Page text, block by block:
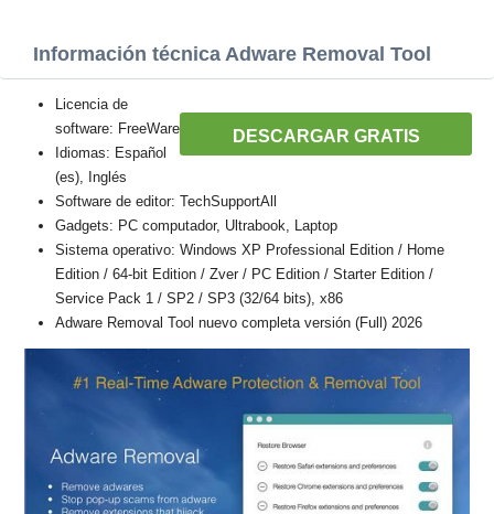
Información técnica Adware Removal Tool
DESCARGAR GRATIS
Licencia de
software: FreeWare
Idiomas: Español
(es), Inglés
Software de editor: TechSupportAll
Gadgets: PC computador, Ultrabook, Laptop
Sistema operativo: Windows XP Professional Edition / Home
Edition / 64-bit Edition / Zver / PC Edition / Starter Edition /
Service Pack 1 / SP2 / SP3 (32/64 bits), x86
Adware Removal Tool nuevo completa versión (Full) 2026